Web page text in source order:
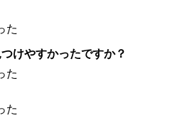
た
けやすかったですか？
た
た